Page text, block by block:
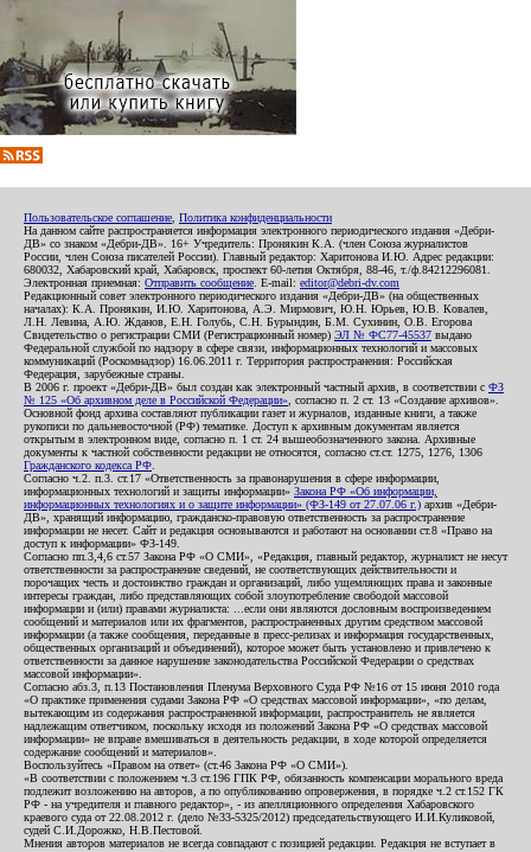
Пользовательское соглашение Политика конфиденциальности
На данном сайте распространяется информация электронного периодического издания «Дебри-
ДВ» со знаком «Дебри-ДВ». 16+ Учредитель: Пронякин К.А. (член Союза журналистов
России, член Союза писателей России). Главный редактор: Харитонова И.Ю. Адрес редакции:
680032, Хабаровский край, Хабаровск, проспект 60-летия Октября, 88-46, т./ф.84212296081.
Электронная приемная: Отправить сообщение . E-mail: editor@debri-dv.com
Редакционный совет электронного периодического издания «Дебри-ДВ» (на общественных
началах): К.А. Пронякин, И.Ю. Харитонова, А.Э. Мирмович, Ю.Н. Юрьев, Ю.В. Ковалев,
Л.Н. Левина, А.Ю. Жданов, Е.Н. Голубь, С.Н. Бурындин, Б.М. Сухинин, О.В. Егорова
Свидетельство о регистрации СМИ (Регистрационный номер) ЭЛ № ФС77-45537 выдано
Федеральной службой по надзору в сфере связи, информационных технологий и массовых
коммуникаций (Роскомнадзор) 16.06.2011 г. Территория распространения: Российская
Федерация, зарубежные страны.
В 2006 г. проект «Дебри-ДВ» был создан как электронный частный архив, в соответствии с ФЗ
№ 125 «Об архивном деле в Российской Федерации» , согласно п. 2 ст. 13 «Создание архивов».
Основной фонд архива составляют публикации газет и журналов, изданные книги, а также
рукописи по дальневосточной (РФ) тематике. Доступ к архивным документам является
открытым в электронном виде, согласно п. 1 ст. 24 вышеобозначенного закона. Архивные
документы к частной собственности редакции не относятся, согласно ст.ст. 1275, 1276, 1306
Гражданского кодекса РФ
Согласно ч.2. п.3. ст.17 «Ответственность за правонарушения в сфере информации,
информационных технологий и защиты информации» Закона РФ «Об информации,
информационных технологиях и о защите информации» (ФЗ-149 от 27.07.06 г.) архив «Дебри-
ДВ», хранящий информацию, гражданско-правовую ответственность за распространение
информации не несет. Сайт и редакция основываются и работают на основании ст.8 «Право на
доступ к информации» ФЗ-149.
Согласно пп.3,4,6 ст.57 Закона РФ «О СМИ», «Редакция, главный редактор, журналист не несут
ответственности за распространение сведений, не соответствующих действительности и
порочащих честь и достоинство граждан и организаций, либо ущемляющих права и законные
интересы граждан, либо представляющих собой злоупотребление свободой массовой
информации и (или) правами журналиста: ...если они являются дословным воспроизведением
сообщений и материалов или их фрагментов, распространенных другим средством массовой
информации (а также сообщения, переданные в пресс-релизах и информация государственных,
общественных организаций и объединений), которое может быть установлено и привлечено к
ответственности за данное нарушение законодательства Российской Федерации о средствах
массовой информации».
Согласно абз.3, п.13 Постановления Пленума Верховного Суда РФ №16 от 15 июня 2010 года
«О практике применения судами Закона РФ «О средствах массовой информации», «по делам,
вытекающим из содержания распространенной информации, распространитель не является
надлежащим ответчиком, поскольку исходя из положений Закона РФ «О средствах массовой
информации» не вправе вмешиваться в деятельность редакции, в ходе которой определяется
содержание сообщений и материалов».
Воспользуйтесь «Правом на ответ» (ст.46 Закона РФ «О СМИ»).
«В соответствии с положением ч.3 ст.196 ГПК РФ, обязанность компенсации морального вреда
подлежит возложению на авторов, а по опубликованию опровержения, в порядке ч.2 ст.152 ГК
РФ - на учредителя и главного редактор», - из апелляционного определения Хабаровского
краевого суда от 22.08.2012 г. (дело №33-5325/2012) председательствующего И.И.Куликовой,
судей С.И.Дорожко, Н.В.Пестовой.
Мнения авторов материалов не всегда совпадают с позицией редакции. Редакция не вступает в